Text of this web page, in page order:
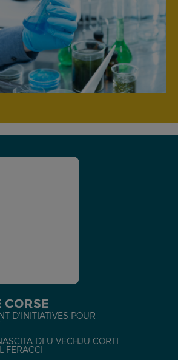
CORSE
D'INITIATIVES POUR
DI U VECHJU CORTI
FERACCI